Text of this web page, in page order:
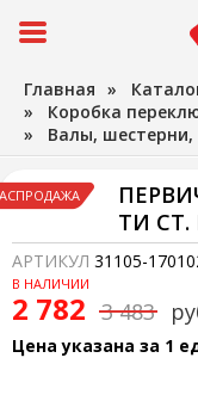
Главная »
» Коробка
» Валы,
ТИ СТ.
АРТИКУЛ 31105-
В НАЛИЧИИ
2 782 3 483
Цена указана за 1